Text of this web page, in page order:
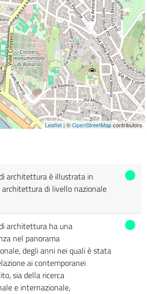
Leaflet | ©OpenStreetMapcontributors
di architettura è illustrata in
di livello nazionale
di architettura ha una
nel panorama
degli anni nei quali è stata
ai contemporanei
sia della ricerca
e internazionale,